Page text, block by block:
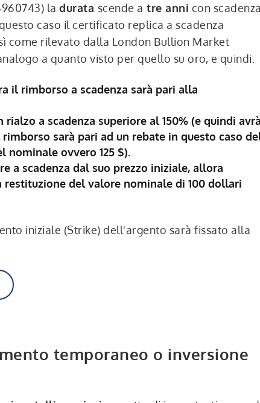
la durata scende a tre anni con
caso il certificato replica a scadenza
come rilevato dalla London Bullion Market
a quanto visto per quello su oro, e quindi:
il rimborso a scadenza sarà pari alla
a scadenza superiore al 150% (e quindi
sarà pari ad un rebate in questo caso
nominale ovvero 125 $).
a scadenza dal suo prezzo iniziale, allora
del valore nominale di 100 dollari
iniziale (Strike) dell'argento sarà fissato alla
temporaneo o inversione